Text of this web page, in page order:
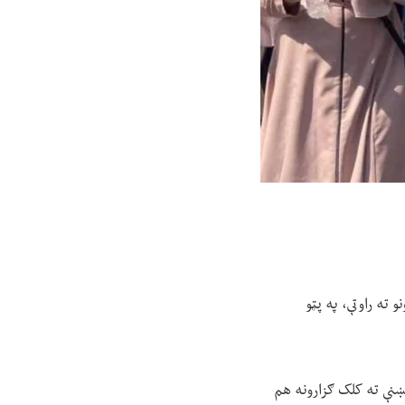
ته راوتې، په پټو
ته کلک ګزارونه هم